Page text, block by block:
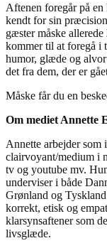
Aftenen foregår på
kendt for sin
gæster måske
kommer til at foregå i
humor, glæde og
det fra dem, der er
Måske får du en
Om mediet Annette
Annette arbejder som
clairvoyant/medium i
tv og youtube mv.
underviser i både
Grønland og
korrekt, etisk og
klarsynsaftener som
livsglæde.